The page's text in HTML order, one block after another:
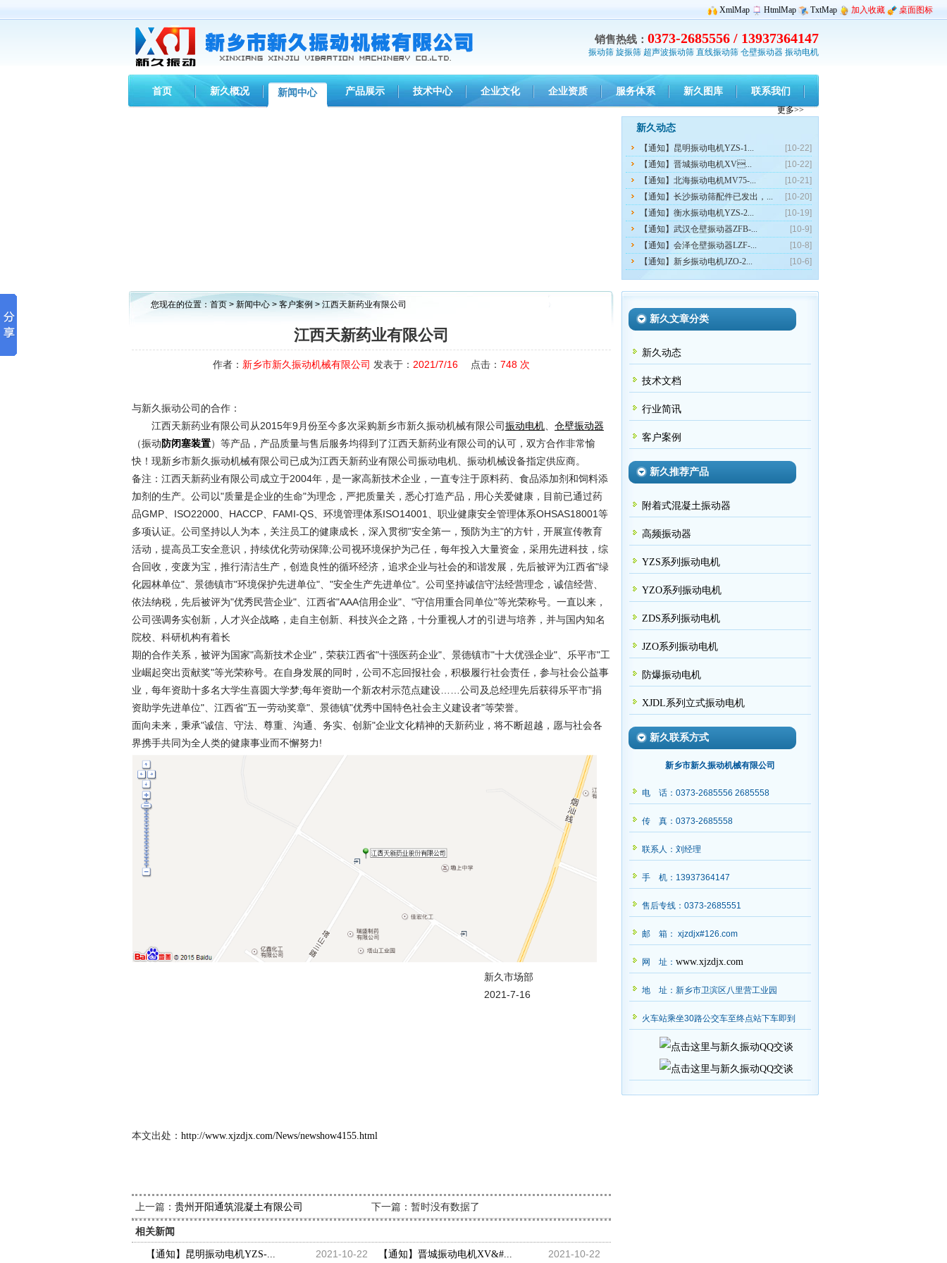
XmlMap HtmlMap TxtMap 加入收藏 桌面图标
销售热线： 0373-2685556 / 13937364147
振动筛 旋振筛 超声波振动筛 直线振动筛 仓壁振动器 振动电机
首页 新久概况 新闻中心 产品展示 技术中心 企业文化 企业资质 服务体系 新久图库 联系我们
新久动态
更多>>
[10-22]
【通知】昆明振动电机YZS-1...
[10-22]
【通知】晋城振动电机XV...
[10-21]
【通知】北海振动电机MV75-...
[10-20]
【通知】长沙振动筛配件已发出，...
[10-19]
【通知】衡水振动电机YZS-2...
[10-9]
【通知】武汉仓壁振动器ZFB-...
[10-8]
【通知】会泽仓壁振动器LZF-...
[10-6]
【通知】新乡振动电机JZO-2...
您现在的位置： 首页 > 新闻中心 > 客户案例 > 江西天新药业有限公司
江西天新药业有限公司
作者： 新乡市新久振动机械有限公司 发表于： 2021/7/16 点击： 748 次
与新久振动公司的合作：
江西天新药业有限公司从2015年9月份至今多次采购新乡市新久振动机械有限公司 振动电机 仓壁振动器
（振动 防闭塞装置）等产品，产品质量与售后服务均得到了江西天新药业有限公司的认可，双方合作非常愉
快！现新乡市新久振动机械有限公司已成为江西天新药业有限公司振动电机、振动机械设备指定供应商。
备注：江西天新药业有限公司成立于2004年，是一家高新技术企业，一直专注于原料药、食品添加剂和饲料添
加剂的生产。公司以"质量是企业的生命"为理念，严把质量关，悉心打造产品，用心关爱健康，目前已通过药
品GMP、ISO22000、HACCP、FAMI-QS、环境管理体系ISO14001、职业健康安全管理体系OHSAS18001等
多项认证。公司坚持以人为本，关注员工的健康成长，深入贯彻"安全第一，预防为主"的方针，开展宣传教育
活动，提高员工安全意识，持续优化劳动保障;公司视环境保护为己任，每年投入大量资金，采用先进科技，综
合回收，变废为宝，推行清洁生产，创造良性的循环经济，追求企业与社会的和谐发展，先后被评为江西省"绿
化园林单位"、景德镇市"环境保护先进单位"、"安全生产先进单位"。公司坚持诚信守法经营理念，诚信经营、
依法纳税，先后被评为"优秀民营企业"、江西省"AAA信用企业"、"守信用重合同单位"等光荣称号。一直以来，
公司强调务实创新，人才兴企战略，走自主创新、科技兴企之路，十分重视人才的引进与培养，并与国内知名
院校、科研机构有着长
期的合作关系，被评为国家"高新技术企业"，荣获江西省"十强医药企业"、景德镇市"十大优强企业"、乐平市"工
业崛起突出贡献奖"等光荣称号。在自身发展的同时，公司不忘回报社会，积极履行社会责任，参与社会公益事
业，每年资助十多名大学生喜圆大学梦;每年资助一个新农村示范点建设……公司及总经理先后获得乐平市"捐
资助学先进单位"、江西省"五一劳动奖章"、景德镇"优秀中国特色社会主义建设者"等荣誉。
面向未来，秉承"诚信、守法、尊重、沟通、务实、创新"企业文化精神的天新药业，将不断超越，愿与社会各
界携手共同为全人类的健康事业而不懈努力!
新久市场部
2021-7-16
本文出处： http://www.xjzdjx.com/News/newshow4155.html
上一篇： 贵州开阳通筑混凝土有限公司 下一篇：暂时没有数据了
相关新闻
2021-10-22
【通知】昆明振动电机YZS-... 2021-10-22
【通知】晋城振动电机XV&#...
新久文章分类
新久动态
技术文档
行业简讯
客户案例
新久推荐产品
附着式混凝土振动器
高频振动器
YZS系列振动电机
YZO系列振动电机
ZDS系列振动电机
JZO系列振动电机
防爆振动电机
XJDL系列立式振动电机
新久联系方式
新乡市新久振动机械有限公司
电 话：0373-2685556 2685558
传 真：0373-2685558
联系人：刘经理
手 机：13937364147
售后专线：0373-2685551
邮 箱： xjzdjx#126.com
网 址： www.xjzdjx.com
地 址：新乡市卫滨区八里营工业园
火车站乘坐30路公交车至终点站下车即到